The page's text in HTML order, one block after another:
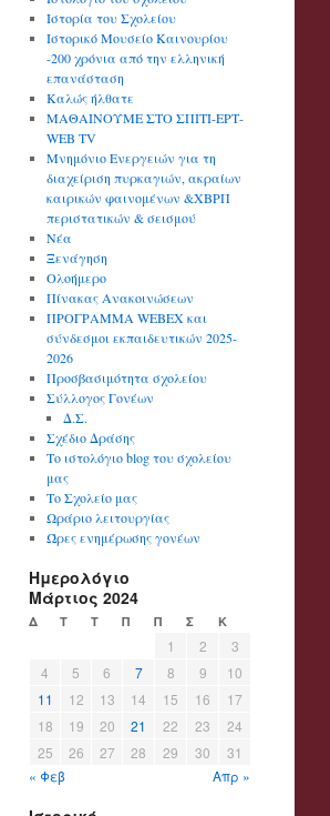
Ιστορία του Σχολείου
Ιστορικό Μουσείο Καινουρίου
-200 χρόνια από την ελληνική
επανάσταση
Καλώς ήλθατε
ΜΑΘΑΙΝΟΥΜΕ ΣΤΟ ΣΠΙΤΙ-ΕΡΤ-
WEB TV
Μνημόνιο Ενεργειών για τη
διαχείριση πυρκαγιών, ακραίων
καιρικών φαινομένων &ΧΒΡΠ
περιστατικών & σεισμού
Νέα
Ξενάγηση
Ολοήμερο
Πίνακας Ανακοινώσεων
ΠΡΟΓΡΑΜΜΑ WEBEX και
σύνδεσμοι εκπαιδευτικών 2025-
2026
Προσβασιμότητα σχολείου
Σύλλογος Γονέων
Δ.Σ.
Σχέδιο Δράσης
Το ιστολόγιο blog του σχολείου
μας
Το Σχολείο μας
Ωράριο λειτουργίας
Ώρες ενημέρωσης γονέων
Ημερολόγιο
Μάρτιος 2024
Δ Τ Τ Π Π Σ Κ
1 2
3
4
5 6 7 8 9
10
11
12 13 14 15 16
17
18
19 20 21 22 23
24
25
26 27 28 29 30
31
« Φεβ
Απρ »